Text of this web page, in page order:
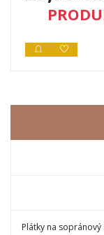
Plátky na